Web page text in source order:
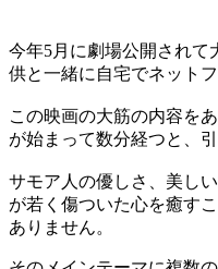
今年5月に劇場公開されて
供と一緒に自宅でネット
この映画の大筋の内容を
が始まって数分経つと、
サモア人の優しさ、美し
が若く傷ついた心を癒す
ありません。